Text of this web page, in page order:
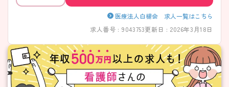
医療法人白楊会 求人一覧はこちら
求人番号 : 9043753更新日 : 2026年3月18日